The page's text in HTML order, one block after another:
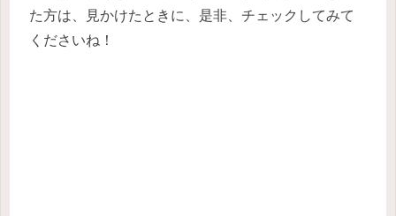
た方は、見かけたときに、是非、チェックしてみて
くださいね！